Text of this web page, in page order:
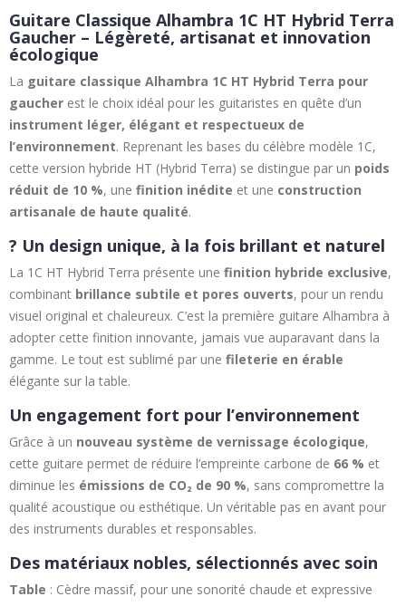
Guitare Classique Alhambra 1C HT Hybrid Terra
Gaucher – Légèreté, artisanat et innovation
écologique
La guitare classique Alhambra 1C HT Hybrid Terra pour
gaucher est le choix idéal pour les guitaristes en quête d’un
instrument léger, élégant et respectueux de
l’environnement. Reprenant les bases du célèbre modèle 1C,
cette version hybride HT (Hybrid Terra) se distingue par un poids
réduit de 10 %, une finition inédite et une construction
artisanale de haute qualité.
? Un design unique, à la fois brillant et naturel
La 1C HT Hybrid Terra présente une finition hybride exclusive,
combinant brillance subtile et pores ouverts, pour un rendu
visuel original et chaleureux. C’est la première guitare Alhambra à
adopter cette finition innovante, jamais vue auparavant dans la
gamme. Le tout est sublimé par une fileterie en érable
élégante sur la table.
Un engagement fort pour l’environnement
Grâce à un nouveau système de vernissage écologique,
cette guitare permet de réduire l’empreinte carbone de 66 % et
diminue les émissions de CO₂ de 90 %, sans compromettre la
qualité acoustique ou esthétique. Un véritable pas en avant pour
des instruments durables et responsables.
Des matériaux nobles, sélectionnés avec soin
Table : Cèdre massif, pour une sonorité chaude et expressive